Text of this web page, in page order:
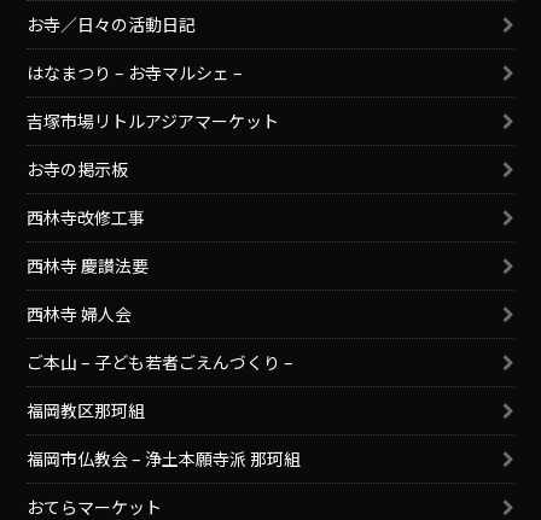
お寺／日々の活動日記
はなまつり – お寺マルシェ –
吉塚市場リトルアジアマーケット
お寺の掲示板
西林寺改修工事
西林寺 慶讃法要
西林寺 婦人会
ご本山 – 子ども若者ごえんづくり –
福岡教区那珂組
福岡市仏教会 – 浄土本願寺派 那珂組
おてらマーケット